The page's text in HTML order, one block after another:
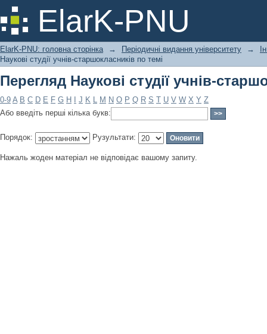
ElarK-PNU
Перегляд Наукові студії учнів-
ElarK-PNU: головна сторінка → Періодичні видання університету →
Наукові студії учнів-старшокласників по темі
Перегляд Наукові студії учнів-
0-9 A B C D E F G H J K L M N O P Q R S T U V W X Y Z
Або введіть перші кілька букв:
Порядок: Рузультати:
Нажаль жоден матеріал не відповідає вашому запиту.